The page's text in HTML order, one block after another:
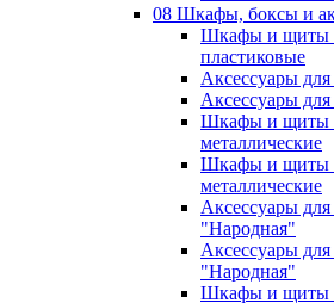
08 Шкафы, боксы и
Шкафы и щиты
пластиковые
Аксессуары
Аксессуары
Шкафы и щиты
металлические
Шкафы и щиты
металлические
Аксессуары
"Народная"
Аксессуары
"Народная"
Шкафы и щиты